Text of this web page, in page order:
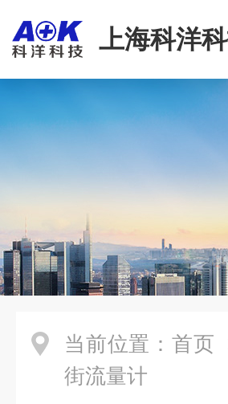
上海科洋
当前位置： 首页
街流量计